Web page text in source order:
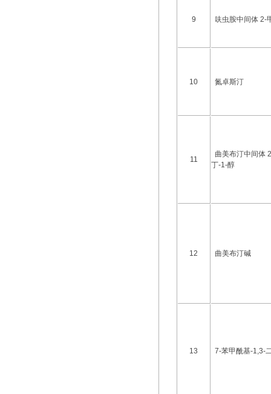
9 呋虫胺中间体 2-
10 氮卓斯汀
11
曲美布汀中间体
丁-1-醇
12 曲美布汀碱
13 7-苯甲酰基-1,3-